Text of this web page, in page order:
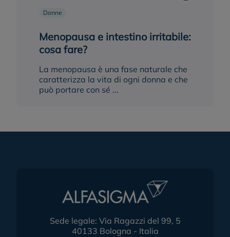
Donne
Menopausa e intestino irritabile:
cosa fare?
La menopausa è una fase naturale che
caratterizza la vita di ogni donna e che
può portare con sé ...
Sede legale: Via Ragazzi del 99, 5
40133 Bologna - Italia